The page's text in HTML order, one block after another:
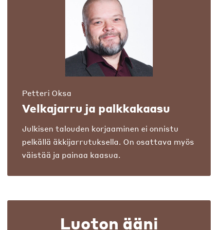
Petteri Oksa
Velkajarru ja palkkakaasu
Julkisen talouden korjaaminen ei onnistu
pelkällä äkkijarrutuksella. On osattava myös
väistää ja painaa kaasua.
Luoton ääni